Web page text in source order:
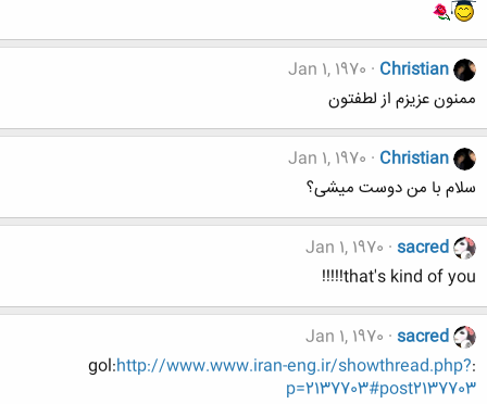
Christian
Jan 1, 1970
ممنون عزیزم از لطفتون
Christian
Jan 1, 1970
سلام با من دوست میشی؟
sacred
Jan 1, 1970
that's kind of you!!!!!
sacred
Jan 1, 1970
:gol:
http://www.www.iran-eng.ir/showthread.php?
p=2137703#post2137703